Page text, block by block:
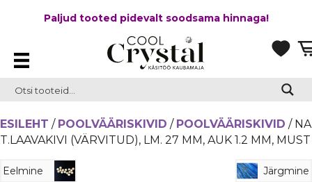
Paljud tooted pidevalt soodsama hinnaga!
ESILEHT / POOLVÄÄRISKIVID / POOLVÄÄRISKIVID / NA
T.LAAVAKIVI (VÄRVITUD), LM. 27 MM, AUK 1.2 MM, MUST
Eelmine Järgmine